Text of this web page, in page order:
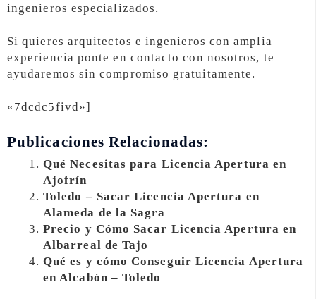
ingenieros especializados.
Si quieres arquitectos e ingenieros con amplia
experiencia ponte en contacto con nosotros, te
ayudaremos sin compromiso gratuitamente.
«7dcdc5fivd»]
Publicaciones Relacionadas:
Qué Necesitas para Licencia Apertura en
Ajofrín
Toledo – Sacar Licencia Apertura en
Alameda de la Sagra
Precio y Cómo Sacar Licencia Apertura en
Albarreal de Tajo
Qué es y cómo Conseguir Licencia Apertura
en Alcabón – Toledo